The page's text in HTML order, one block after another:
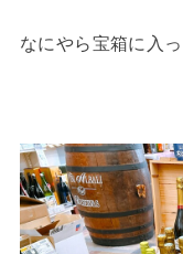
なにやら宝箱に入